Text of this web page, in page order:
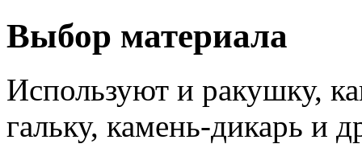
Выбор материала
Используют и ракушку,
гальку, камень-дикарь и